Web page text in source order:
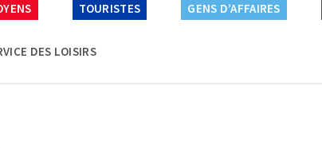
TOURISTES GENS D’AFFAIRES
DES LOISIRS